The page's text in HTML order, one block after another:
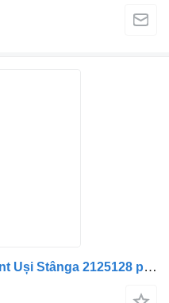
Rivestimento Panou Ornament Uși Stânga 2125128 per camion DAF – Gri/Negru